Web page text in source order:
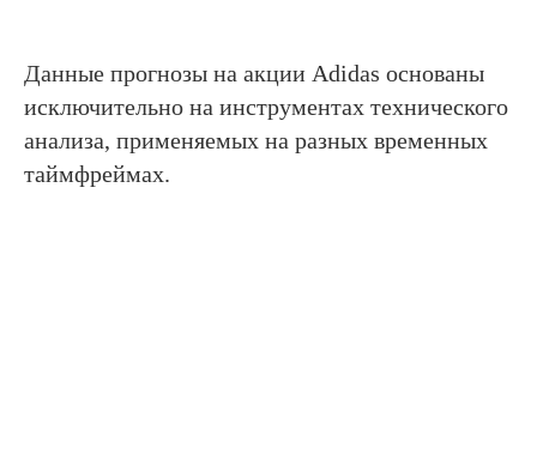
Данные прогнозы на акции Adidas основаны
исключительно на инструментах технического
анализа, применяемых на разных временных
таймфреймах.